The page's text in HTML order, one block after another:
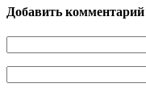
Добавить комментарий